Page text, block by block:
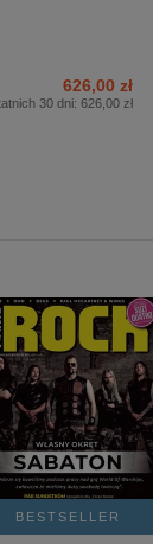
626,00 zł
30 dni: 626,00 zł
BESTSELLER